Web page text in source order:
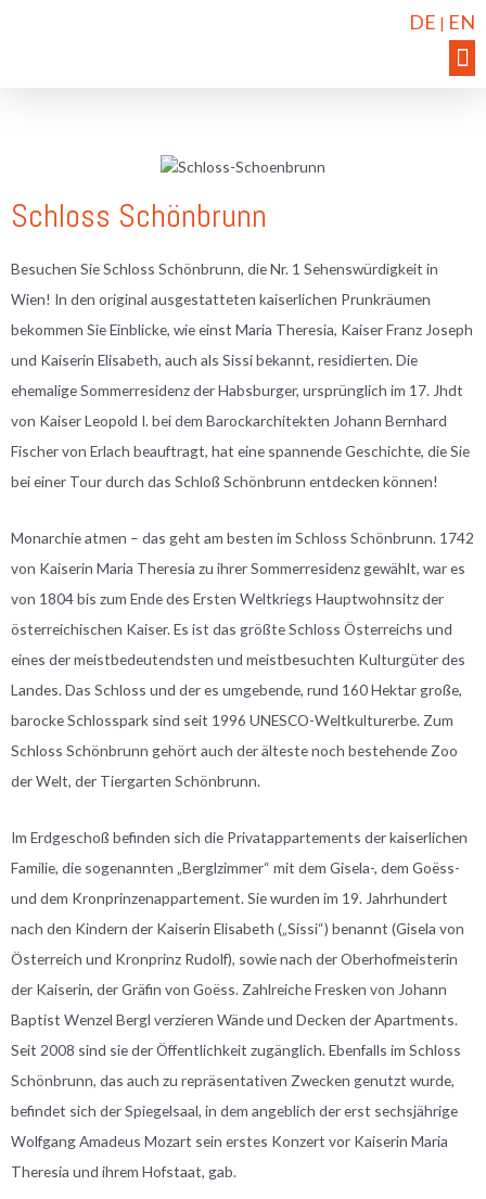
DE | EN
Schloss Schönbrunn
Besuchen Sie Schloss Schönbrunn, die Nr. 1 Sehenswürdigkeit in
Wien! In den original ausgestatteten kaiserlichen Prunkräumen
bekommen Sie Einblicke, wie einst Maria Theresia, Kaiser Franz Joseph
und Kaiserin Elisabeth, auch als Sissi bekannt, residierten. Die
ehemalige Sommerresidenz der Habsburger, ursprünglich im 17. Jhdt
von Kaiser Leopold I. bei dem Barockarchitekten Johann Bernhard
Fischer von Erlach beauftragt, hat eine spannende Geschichte, die Sie
bei einer Tour durch das Schloß Schönbrunn entdecken können!
Monarchie atmen – das geht am besten im Schloss Schönbrunn. 1742
von Kaiserin Maria Theresia zu ihrer Sommerresidenz gewählt, war es
von 1804 bis zum Ende des Ersten Weltkriegs Hauptwohnsitz der
österreichischen Kaiser. Es ist das größte Schloss Österreichs und
eines der meistbedeutendsten und meistbesuchten Kulturgüter des
Landes. Das Schloss und der es umgebende, rund 160 Hektar große,
barocke Schlosspark sind seit 1996 UNESCO-Weltkulturerbe. Zum
Schloss Schönbrunn gehört auch der älteste noch bestehende Zoo
der Welt, der Tiergarten Schönbrunn.
Im Erdgeschoß befinden sich die Privatappartements der kaiserlichen
Familie, die sogenannten „Berglzimmer“ mit dem Gisela-, dem Goëss-
und dem Kronprinzenappartement. Sie wurden im 19. Jahrhundert
nach den Kindern der Kaiserin Elisabeth („Sissi“) benannt (Gisela von
Österreich und Kronprinz Rudolf), sowie nach der Oberhofmeisterin
der Kaiserin, der Gräfin von Goëss. Zahlreiche Fresken von Johann
Baptist Wenzel Bergl verzieren Wände und Decken der Apartments.
Seit 2008 sind sie der Öffentlichkeit zugänglich. Ebenfalls im Schloss
Schönbrunn, das auch zu repräsentativen Zwecken genutzt wurde,
befindet sich der Spiegelsaal, in dem angeblich der erst sechsjährige
Wolfgang Amadeus Mozart sein erstes Konzert vor Kaiserin Maria
Theresia und ihrem Hofstaat, gab.